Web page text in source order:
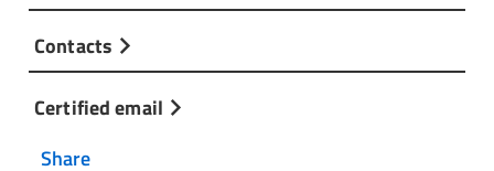
Contacts
Certified email
Share